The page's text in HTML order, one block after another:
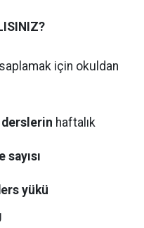
için okuldan
haftalık
sayısı
yükü